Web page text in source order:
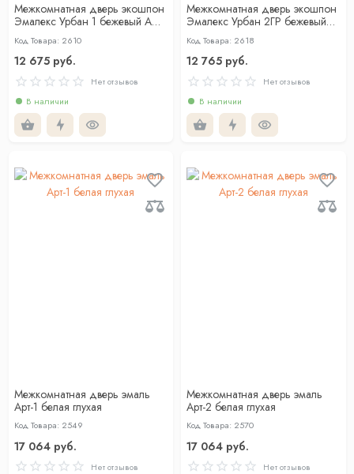
Межкомнатная дверь экошпон
Эмалекс Урбан 1 бежевый АЛ
чёрная с 4-х сторон
Код Товара: 2610
12 675 руб.
Нет отзывов
В наличии
Межкомнатная дверь экошпон
Эмалекс Урбан 2ГР бежевый
АЛ Золотая кромка с 4-х
сторон
Код Товара: 2618
12 765 руб.
Нет отзывов
В наличии
Межкомнатная дверь эмаль
Арт-1 белая глухая
Код Товара: 2549
17 064 руб.
Нет отзывов
Межкомнатная дверь эмаль
Арт-2 белая глухая
Код Товара: 2570
17 064 руб.
Нет отзывов